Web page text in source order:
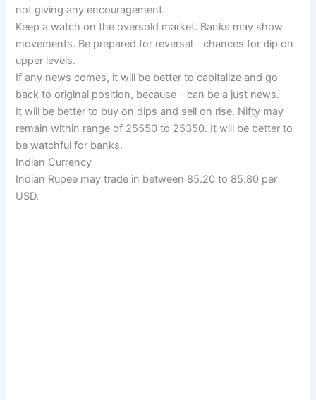
not giving any encouragement.
Keep a watch on the oversold market. Banks may show
movements. Be prepared for reversal – chances for dip on
upper levels.
If any news comes, it will be better to capitalize and go
back to original position, because – can be a just news.
It will be better to buy on dips and sell on rise. Nifty may
remain within range of 25550 to 25350. It will be better to
be watchful for banks.
Indian Currency
Indian Rupee may trade in between 85.20 to 85.80 per
USD.